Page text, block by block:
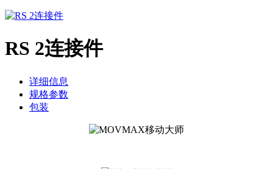
RS 2连接件
详细信息
规格参数
包装